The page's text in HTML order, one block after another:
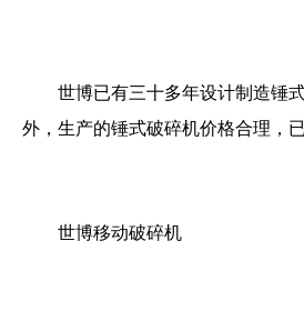
世博已有三十多年设计制造锤
外，生产的锤式破碎机价格合理，
世博移动破碎机